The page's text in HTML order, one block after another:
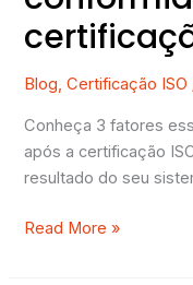
Blog,Certificação ISO
Conheça 3 fatores
após a certificação
resultado do seu
Read More »